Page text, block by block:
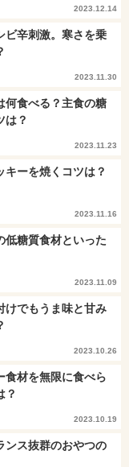
2023.12.14
ビ辛刺激。寒さを乗
2023.11.30
何食べる？主食の糖
は？
2023.11.23
キーを焼くコツは？
2023.11.16
低糖質食材といった
2023.11.09
けでもうま味と甘み
2023.10.26
食材を無限に食べら
？
2023.10.19
ンス抜群のおやつの